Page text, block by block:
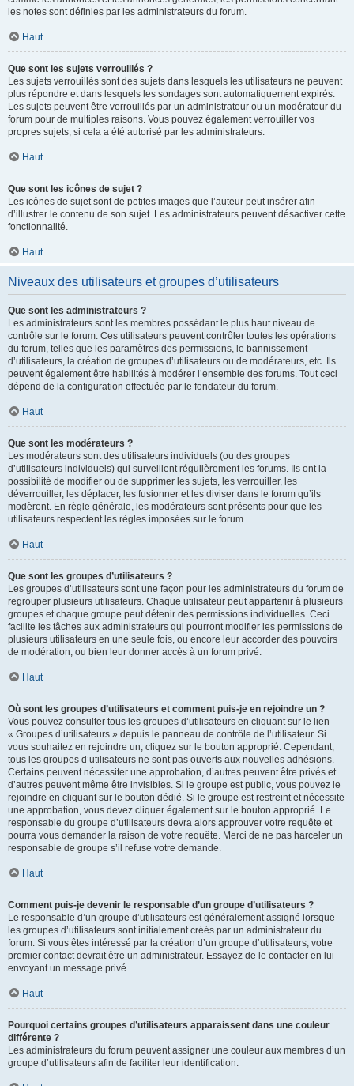
les notes sont définies par les administrateurs du forum.
Haut
Que sont les sujets verrouillés ?
Les sujets verrouillés sont des sujets dans lesquels les utilisateurs ne peuvent
plus répondre et dans lesquels les sondages sont automatiquement expirés.
Les sujets peuvent être verrouillés par un administrateur ou un modérateur du
forum pour de multiples raisons. Vous pouvez également verrouiller vos
propres sujets, si cela a été autorisé par les administrateurs.
Haut
Que sont les icônes de sujet ?
Les icônes de sujet sont de petites images que l’auteur peut insérer afin
d’illustrer le contenu de son sujet. Les administrateurs peuvent désactiver cette
fonctionnalité.
Haut
Niveaux des utilisateurs et groupes d’utilisateurs
Que sont les administrateurs ?
Les administrateurs sont les membres possédant le plus haut niveau de
contrôle sur le forum. Ces utilisateurs peuvent contrôler toutes les opérations
du forum, telles que les paramètres des permissions, le bannissement
d’utilisateurs, la création de groupes d’utilisateurs ou de modérateurs, etc. Ils
peuvent également être habilités à modérer l’ensemble des forums. Tout ceci
dépend de la configuration effectuée par le fondateur du forum.
Haut
Que sont les modérateurs ?
Les modérateurs sont des utilisateurs individuels (ou des groupes
d’utilisateurs individuels) qui surveillent régulièrement les forums. Ils ont la
possibilité de modifier ou de supprimer les sujets, les verrouiller, les
déverrouiller, les déplacer, les fusionner et les diviser dans le forum qu’ils
modèrent. En règle générale, les modérateurs sont présents pour que les
utilisateurs respectent les règles imposées sur le forum.
Haut
Que sont les groupes d’utilisateurs ?
Les groupes d’utilisateurs sont une façon pour les administrateurs du forum de
regrouper plusieurs utilisateurs. Chaque utilisateur peut appartenir à plusieurs
groupes et chaque groupe peut détenir des permissions individuelles. Ceci
facilite les tâches aux administrateurs qui pourront modifier les permissions de
plusieurs utilisateurs en une seule fois, ou encore leur accorder des pouvoirs
de modération, ou bien leur donner accès à un forum privé.
Haut
Où sont les groupes d’utilisateurs et comment puis-je en rejoindre un ?
Vous pouvez consulter tous les groupes d’utilisateurs en cliquant sur le lien
« Groupes d’utilisateurs » depuis le panneau de contrôle de l’utilisateur. Si
vous souhaitez en rejoindre un, cliquez sur le bouton approprié. Cependant,
tous les groupes d’utilisateurs ne sont pas ouverts aux nouvelles adhésions.
Certains peuvent nécessiter une approbation, d’autres peuvent être privés et
d’autres peuvent même être invisibles. Si le groupe est public, vous pouvez le
rejoindre en cliquant sur le bouton dédié. Si le groupe est restreint et nécessite
une approbation, vous devez cliquer également sur le bouton approprié. Le
responsable du groupe d’utilisateurs devra alors approuver votre requête et
pourra vous demander la raison de votre requête. Merci de ne pas harceler un
responsable de groupe s’il refuse votre demande.
Haut
Comment puis-je devenir le responsable d’un groupe d’utilisateurs ?
Le responsable d’un groupe d’utilisateurs est généralement assigné lorsque
les groupes d’utilisateurs sont initialement créés par un administrateur du
forum. Si vous êtes intéressé par la création d’un groupe d’utilisateurs, votre
premier contact devrait être un administrateur. Essayez de le contacter en lui
envoyant un message privé.
Haut
Pourquoi certains groupes d’utilisateurs apparaissent dans une couleur
différente ?
Les administrateurs du forum peuvent assigner une couleur aux membres d’un
groupe d’utilisateurs afin de faciliter leur identification.